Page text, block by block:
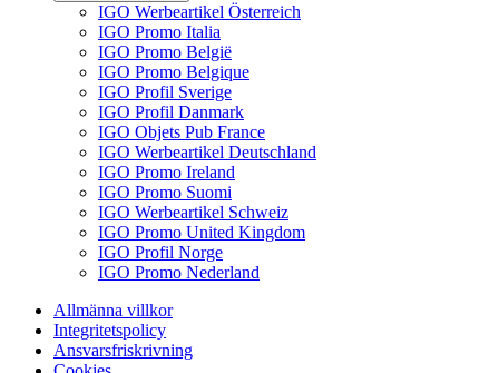
IGO Werbeartikel Österreich
IGO Promo Italia
IGO Promo België
IGO Promo Belgique
IGO Profil Sverige
IGO Profil Danmark
IGO Objets Pub France
IGO Werbeartikel Deutschland
IGO Promo Ireland
IGO Promo Suomi
IGO Werbeartikel Schweiz
IGO Promo United Kingdom
IGO Profil Norge
IGO Promo Nederland
Allmänna villkor
Integritetspolicy
Ansvarsfriskrivning